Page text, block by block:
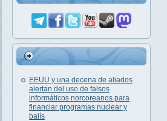
EEUU y una decena de aliados
alertan del uso de falsos
informáticos norcoreanos para
financiar programas nuclear y
balís